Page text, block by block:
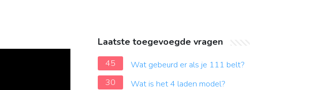
Laatste toegevoegde vragen
45
Wat gebeurd er als je 111 belt?
30
Wat is het 4 laden model?